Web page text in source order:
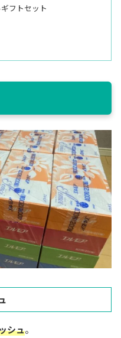
フトセット
シュ。